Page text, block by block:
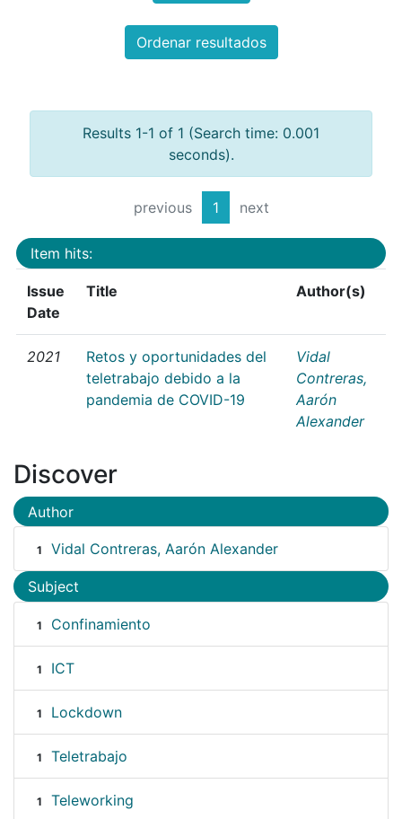
Ordenar resultados
Results 1-1 of 1 (Search time: 0.001
seconds).
previous 1 next
Item hits:
Issue
Date
Title Author(s)
2021
Retos y oportunidades del
teletrabajo debido a la
pandemia de COVID-19
Vidal
Contreras,
Aarón
Alexander
Discover
Author
1 Vidal Contreras, Aarón Alexander
Subject
1 Confinamiento
1 ICT
1 Lockdown
1 Teletrabajo
1 Teleworking